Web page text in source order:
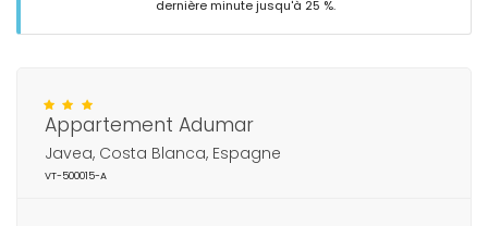
dernière minute jusqu'à 25 %.
Appartement Adumar
Javea, Costa Blanca, Espagne
VT-500015-A